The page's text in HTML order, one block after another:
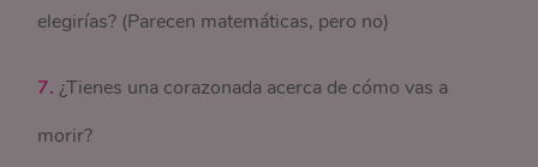
elegirías? (Parecen matemáticas, pero no)
7.¿Tienes una corazonada acerca de cómo vas a
morir?